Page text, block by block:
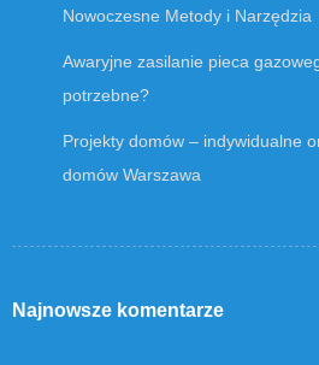
Nowoczesne Metody i Narzędzia
Awaryjne zasilanie pieca
potrzebne?
Projekty domów – indywidualne
domów Warszawa
Najnowsze komentarze